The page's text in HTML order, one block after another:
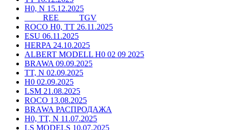
H0, N 15.12.2025
____ REE ____ TGV
ROCO H0, TT 26.11.2025
ESU 06.11.2025
HERPA 24.10.2025
ALBERT MODELL H0 02 09 2025
BRAWA 09.09.2025
TT, N 02.09.2025
H0 02.09.2025
LSM 21.08.2025
ROCO 13.08.2025
BRAWA РАСПРОДАЖА
H0, TT, N 11.07.2025
LS MODELS 10.07.2025